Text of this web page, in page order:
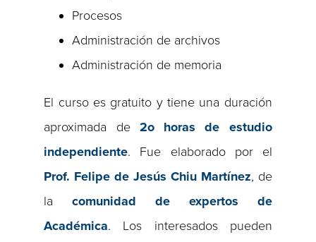
Procesos
Administración de archivos
Administración de memoria
El curso es gratuito y tiene una duración
aproximada de 2o horas de estudio
independiente. Fue elaborado por el
Prof. Felipe de Jesús Chiu Martínez, de
lacomunidad de expertos de
Académica. Los interesados pueden